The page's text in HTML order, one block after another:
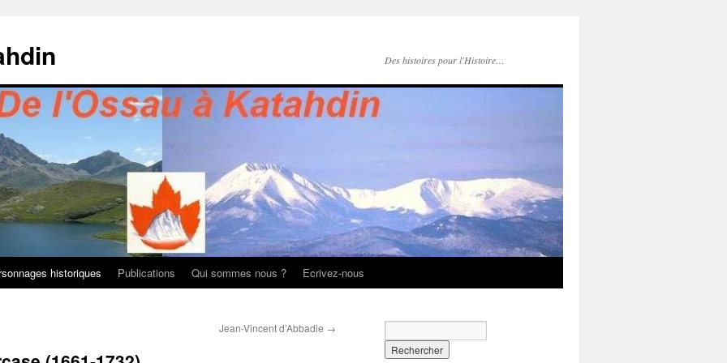
Des histoires pour l'Histoire…
historiques Publications Qui sommes nous ? Ecrivez-nous
Jean-Vincent d’Abbadie →